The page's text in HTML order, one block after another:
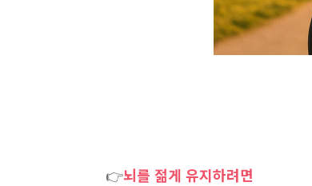
👉뇌를 젊게 유지하려면